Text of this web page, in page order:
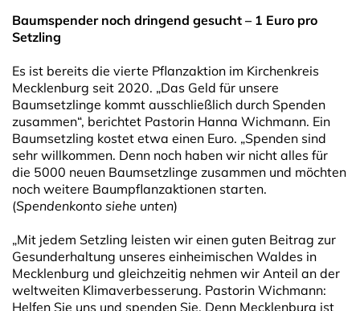
Baumspender noch dringend gesucht – 1 Euro pro
Setzling
Es ist bereits die vierte Pflanzaktion im Kirchenkreis
Mecklenburg seit 2020. „Das Geld für unsere
Baumsetzlinge kommt ausschließlich durch Spenden
zusammen“, berichtet Pastorin Hanna Wichmann. Ein
Baumsetzling kostet etwa einen Euro. „Spenden sind
sehr willkommen. Denn noch haben wir nicht alles für
die 5000 neuen Baumsetzlinge zusammen und möchten
noch weitere Baumpflanzaktionen starten.
(Spendenkonto siehe unten)
„Mit jedem Setzling leisten wir einen guten Beitrag zur
Gesunderhaltung unseres einheimischen Waldes in
Mecklenburg und gleichzeitig nehmen wir Anteil an der
weltweiten Klimaverbesserung. Pastorin Wichmann:
Helfen Sie uns und spenden Sie. Denn Mecklenburg ist